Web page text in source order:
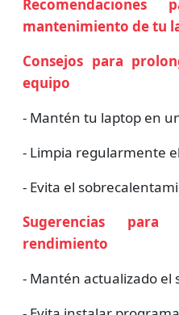
mantenimiento de tu
Consejos para
equipo
- Mantén tu laptop en
- Limpia regularmente
- Evita el
Sugerencias
rendimiento
- Mantén actualizado el